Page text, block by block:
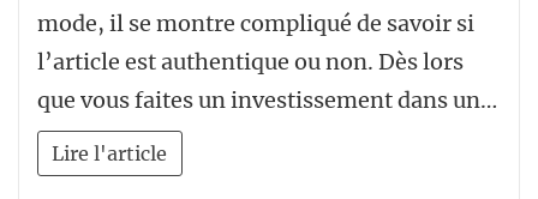
mode, il se montre compliqué de savoir si
l’article est authentique ou non. Dès lors
que vous faites un investissement dans un…
Lire l'article